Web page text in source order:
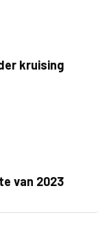
kruising
van 2023